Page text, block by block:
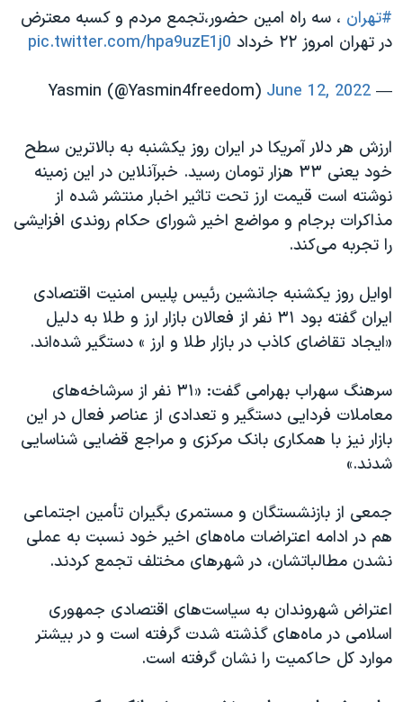
همایش محافظه‌کاران آمریکا «سی‌پک»
صفحه‌های ویژه
سفر پرزیدنت ترامپ به چین
#تهران ، سه راه امین حضور،تجمع مردم و کسبه معترض
در تهران امروز ۲۲ خرداد ⁦
pic.twitter.com/hpa9uzE1j0
— Yasmin (@Yasmin4freedom)
June 12, 2022
ارزش هر دلار آمریکا در ایران روز یکشنبه به بالاترین سطح
خود یعنی ۳۳ هزار تومان رسید. خبرآنلاین در این زمینه
نوشته است قیمت ارز تحت تاثیر اخبار منتشر شده از
مذاکرات برجام و مواضع اخیر شورای حکام روندی افزایشی
را تجربه می‌کند.
اوایل روز یکشنبه جانشین رئیس پلیس امنیت اقتصادی
ایران گفته بود ۳۱ نفر از فعالان بازار ارز و طلا به دلیل
«ایجاد تقاضای کاذب در بازار طلا و ارز » دستگیر شده‌اند.
سرهنگ سهراب بهرامی گفت: «۳۱ نفر از سرشاخه‌های
معاملات فردایی دستگیر و تعدادی از عناصر فعال در این
بازار نیز با همکاری بانک مرکزی و مراجع قضایی شناسایی
شدند.»
جمعی از بازنشستگان و مستمری بگیران تأمین اجتماعی
هم در ادامه اعتراضات ماه‌های اخیر خود نسبت به عملی
نشدن مطالباتشان، در شهرهای مختلف تجمع کردند.
اعتراض شهروندان به سیاست‌های اقتصادی جمهوری
اسلامی در ماه‌های گذشته شدت گرفته است و در بیشتر
موارد کل حاکمیت را نشان گرفته است.